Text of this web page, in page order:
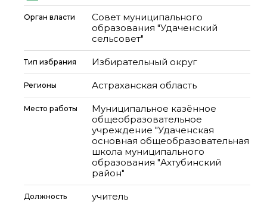
Орган власти
Совет муниципального
образования "Удаченский
сельсовет"
Тип избрания Избирательный округ
Регионы Астраханская область
Место работы
Муниципальное казённое
общеобразовательное
учреждение "Удаченская
основная общеобразовательная
школа муниципального
образования "Ахтубинский
район"
Должность учитель